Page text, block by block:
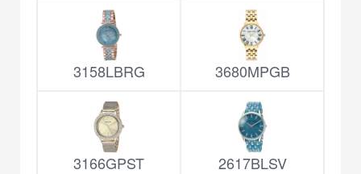
3158LBRG 3680MPGB
3166GPST 2617BLSV